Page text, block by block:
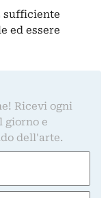
sufficiente
ed essere
Ricevi ogni
giorno e
dell'arte.